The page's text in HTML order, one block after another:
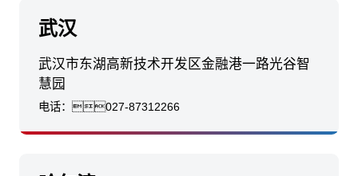
武汉
武汉市东湖高新技术开发区金融港一路光谷智
慧园
电话：027-87312266